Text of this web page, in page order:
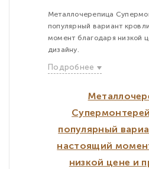
Металлочерепица
популярный вариант
момент благодаря низкой
дизайну.
Подробнее
популярный
настоящий
низкой цене и